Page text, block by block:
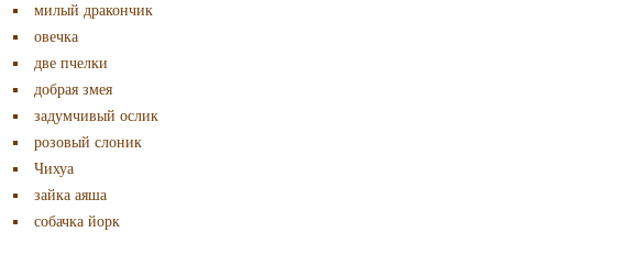
милый дракончик
овечка
две пчелки
добрая змея
задумчивый ослик
розовый слоник
Чихуа
зайка аяша
собачка йорк